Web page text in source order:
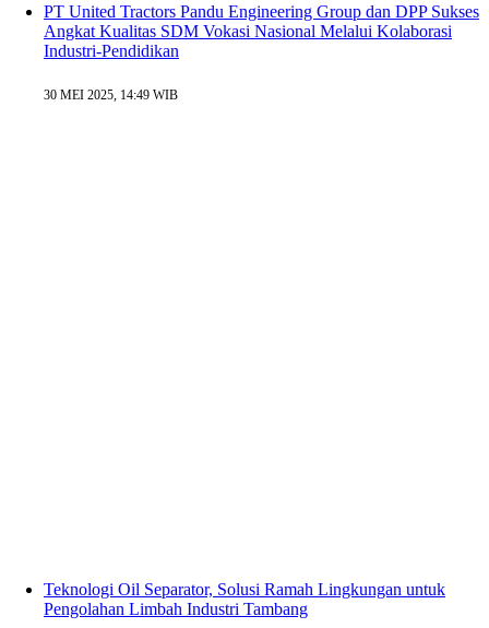
PT United Tractors Pandu Engineering Group dan DPP Sukses
Angkat Kualitas SDM Vokasi Nasional Melalui Kolaborasi
Industri-Pendidikan
30 MEI 2025, 14:49 WIB
Teknologi Oil Separator, Solusi Ramah Lingkungan untuk
Pengolahan Limbah Industri Tambang